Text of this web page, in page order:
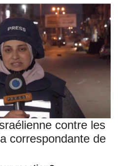
contre les
correspondante de